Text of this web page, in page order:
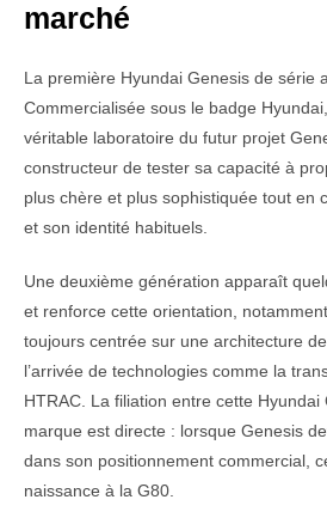
marché
La première Hyundai Genesis de série
Commercialisée sous le badge
véritable laboratoire du futur projet
constructeur de tester sa capacité à
plus chère et plus sophistiquée tout en
et son identité habituels.
Une deuxième génération apparaît
et renforce cette orientation,
toujours centrée sur une architecture
l’arrivée de technologies comme la
HTRAC. La filiation entre cette Hyundai
marque est directe : lorsque Genesis
dans son positionnement commercial,
naissance à la G80.